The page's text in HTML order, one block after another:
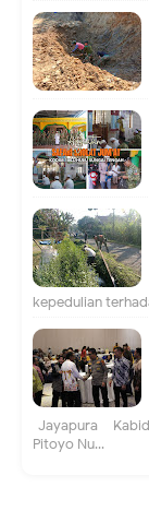
kepedulian
Jayapura –
Pitoyo Nu...